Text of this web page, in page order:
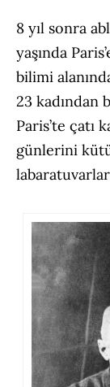
8 yıl sonra
yaşında
bilimi
23 kadından
Paris’te çatı
günlerini